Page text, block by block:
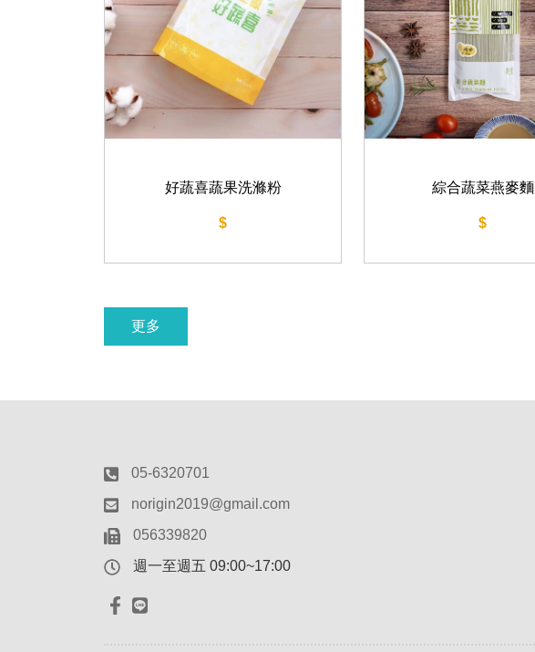
好蔬喜蔬果洗滌粉
$
綜合蔬菜燕麥麵
$
更多
05-6320701
norigin2019@gmail.com
056339820
週一至週五 09:00~17:00